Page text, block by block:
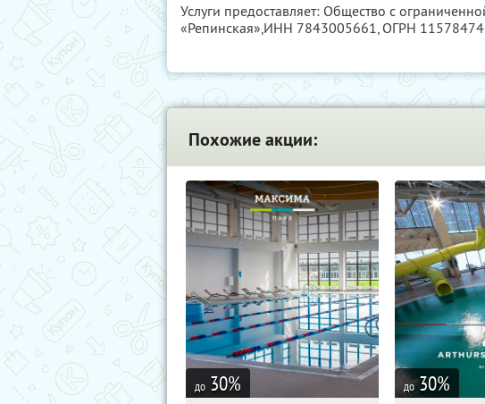
Услуги предоставляет: Общество с
«Репинская»,ИНН 7843005661, ОГРН
Похожие акции:
до 30% до 30%